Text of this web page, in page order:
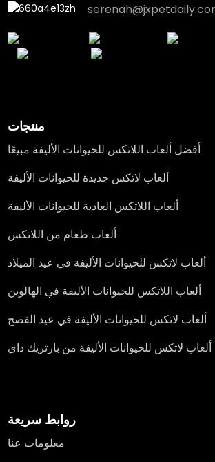
منتجات
أفضل ألعاب اللاتكس للحيوانات الأليفة مبيعًا
ألعاب لاتكس جديدة للحيوانات الأليفة
ألعاب اللاتكس العادية للحيوانات الأليفة
ألعاب طعام من اللاتكس
ألعاب لاتكس للحيوانات الأليفة في عيد الميلاد
ألعاب اللاتكس للحيوانات الأليفة في الهالوين
ألعاب لاتكس للحيوانات الأليفة في عيد الفصح
ألعاب لاتكس للحيوانات الأليفة من بارتريك داي
روابط سريعة
معلومات عنا